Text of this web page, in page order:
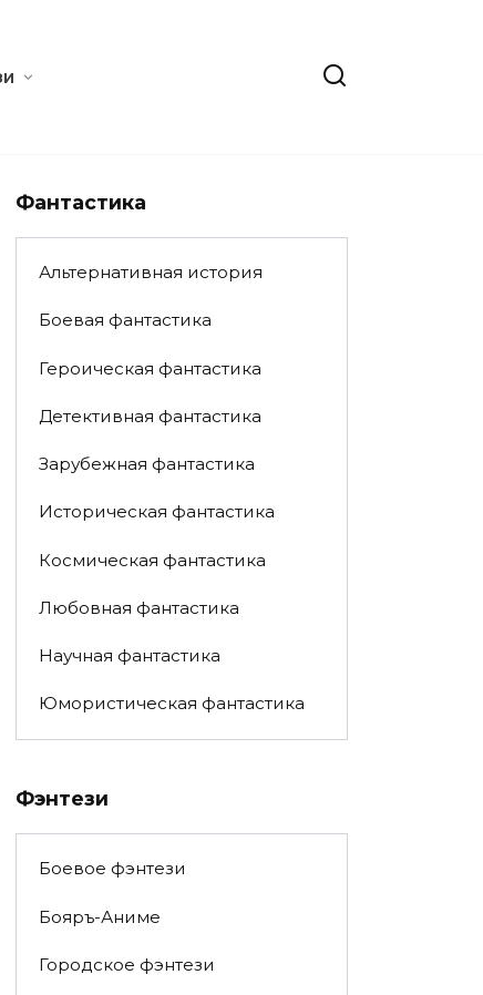
Фантастика
Альтернативная история
Боевая фантастика
Героическая фантастика
Детективная фантастика
Зарубежная фантастика
Историческая фантастика
Космическая фантастика
Любовная фантастика
Научная фантастика
Юмористическая фантастика
Фэнтези
Боевое фэнтези
Бояръ-Аниме
Городское фэнтези